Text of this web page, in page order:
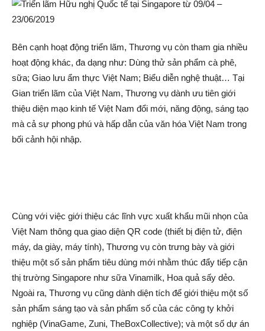
Bên cạnh hoạt động triển lãm, Thương vụ còn tham gia nhiều
hoạt động khác, đa dạng như: Dùng thử sản phẩm cà phê,
sữa; Giao lưu ẩm thực Việt Nam; Biểu diễn nghệ thuật… Tại
Gian triển lãm của Việt Nam, Thương vụ dành ưu tiên giới
thiệu diện mạo kinh tế Việt Nam đổi mới, năng động, sáng tạo
mà cả sự phong phú và hấp dẫn của văn hóa Việt Nam trong
bối cảnh hội nhập.
Cùng với việc giới thiệu các lĩnh vực xuất khẩu mũi nhọn của
Việt Nam thông qua giao diện QR code (thiết bị điện tử, điện
máy, da giày, máy tính), Thương vụ còn trưng bày và giới
thiệu một số sản phẩm tiêu dùng mới nhằm thúc đẩy tiếp cận
thị trường Singapore như sữa Vinamilk, Hoa quả sấy dẻo.
Ngoài ra, Thương vụ cũng dành diện tích để giới thiệu một số
sản phẩm sáng tạo và sản phẩm số của các công ty khởi
nghiệp (VinaGame, Zuni, TheBoxCollective); và một số dự án